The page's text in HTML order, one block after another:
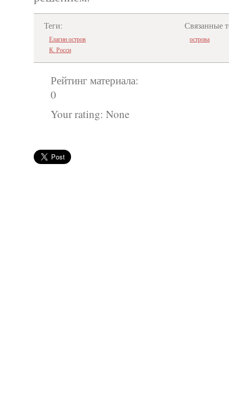
Теги:
Елагин остров
К. Росси
Связанные
острова
Рейтинг материала:
0
Your rating: None